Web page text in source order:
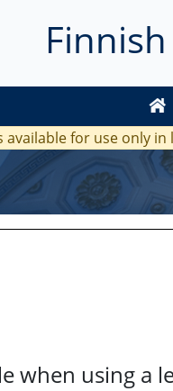
available for use only
when using a